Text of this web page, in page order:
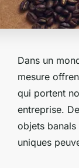
Dans un
mesure
qui portent
entreprise.
objets
uniques